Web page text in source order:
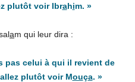
plutôt voir Ibrahim. »
am qui leur dira :
pas celui à qui il revient de
plutôt voir Mouça. »